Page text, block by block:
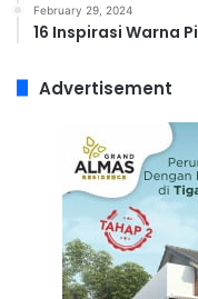
February 29, 2024
16 Inspirasi Warna
Advertisement